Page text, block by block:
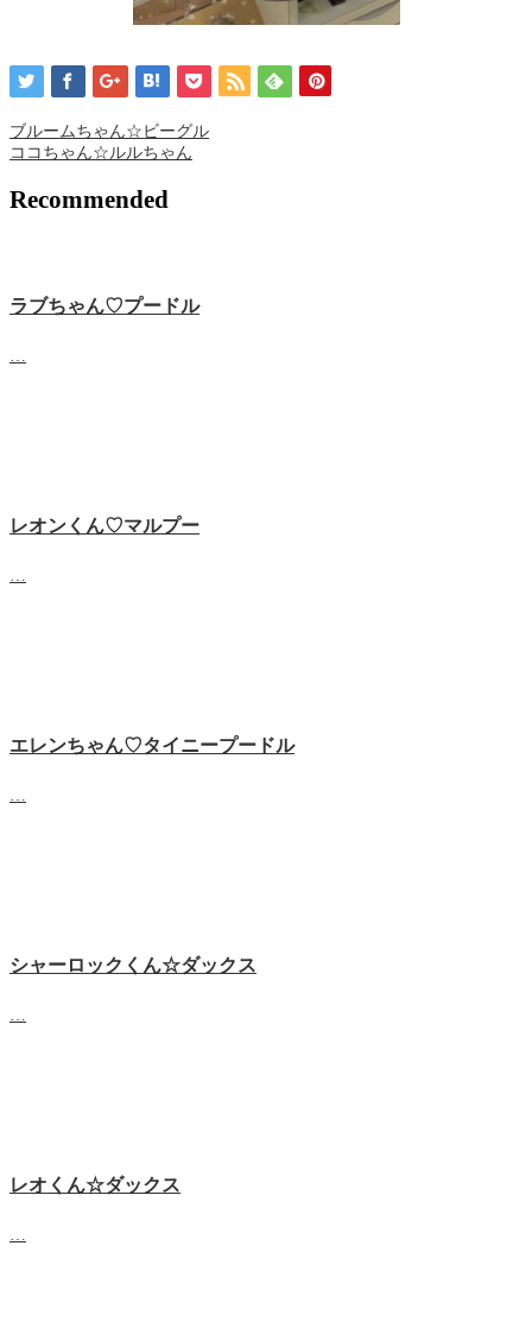
ブルームちゃん☆ビーグル
ココちゃん☆ルルちゃん
Recommended
ラブちゃん♡プードル
レオンくん♡マルプー
エレンちゃん♡タイニープードル
シャーロックくん☆ダックス
レオくん☆ダックス